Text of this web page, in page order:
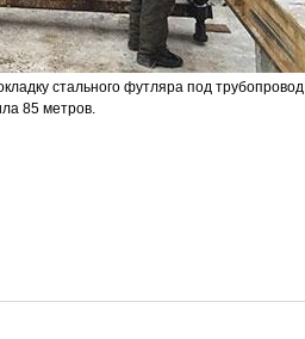
стального футляра под трубопровод
85 метров.